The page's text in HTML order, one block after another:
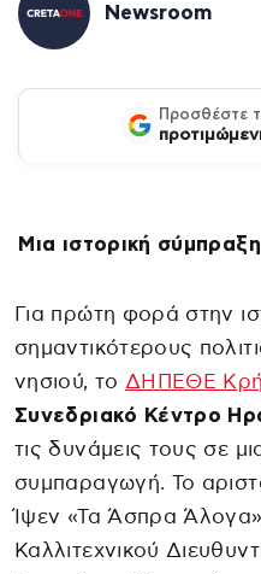
Newsroom
Προσθέστε
Μια ιστορική
Για πρώτη φορά στην
σημαντικότερους
νησιού, το ΔΗΠΕΘΕ
Συνεδριακό Κέντρο
τις δυνάμεις τους σε
συμπαραγωγή. Το
Ίψεν «Τα Άσπρα
Καλλιτεχνικού